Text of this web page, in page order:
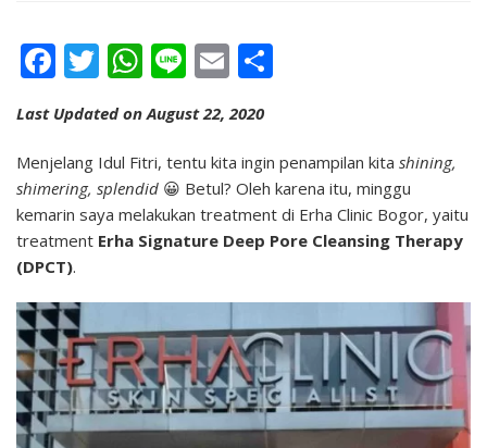
di
Erha
Clinic
Bogor
Facebook
Twitter
WhatsApp
LineEmail
Last Updated on August 22, 2020
Menjelang Idul Fitri, tentu kita ingin penampilan kita shining,
shimering, splendid 😀 Betul? Oleh karena itu, minggu
kemarin saya melakukan treatment di Erha Clinic Bogor, yaitu
treatment Erha Signature Deep Pore Cleansing Therapy
(DPCT).